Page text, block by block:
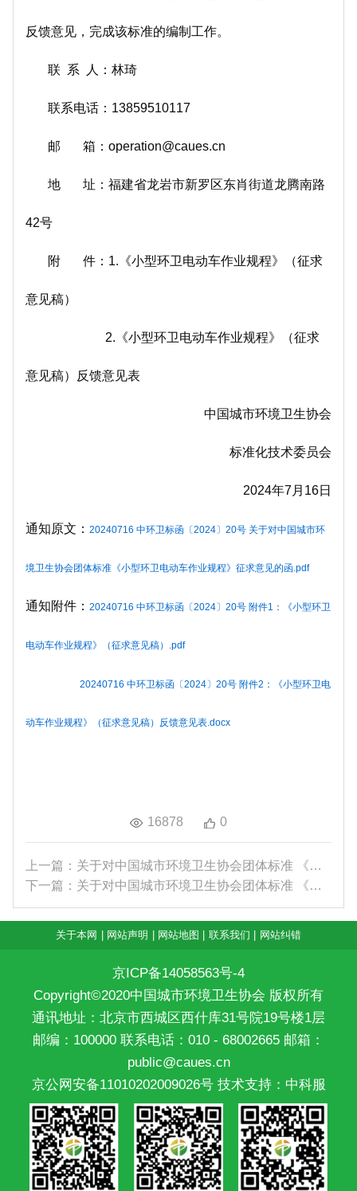
反馈意见，完成该标准的编制工作。
联 系 人：林琦
联系电话：13859510117
邮 箱：operation@caues.cn
地 址：福建省龙岩市新罗区东肖街道龙腾南路
42号
附 件：1.《小型环卫电动车作业规程》（征求
意见稿）
2.《小型环卫电动车作业规程》（征求
意见稿）反馈意见表
中国城市环境卫生协会
标准化技术委员会
2024年7月16日
通知原文：20240716 中环卫标函〔2024〕20号 关于对中国城市环
境卫生协会团体标准《小型环卫电动车作业规程》征求意见的函.pdf
通知附件：20240716 中环卫标函〔2024〕20号 附件1：《小型环卫
电动车作业规程》（征求意见稿）.pdf
20240716 中环卫标函〔2024〕20号 附件2：《小型环卫电
动车作业规程》（征求意见稿）反馈意见表.docx
16878 0
上一篇：关于对中国城市环境卫生协会团体标准 《生...
下一篇：关于对中国城市环境卫生协会团体标准 《道...
关于本网 网站声明 网站地图 联系我们 网站纠错
京ICP备14058563号-4
Copyright©2020中国城市环境卫生协会 版权所有
通讯地址：北京市西城区西什库31号院19号楼1层
邮编：100000 联系电话：010 - 68002665 邮箱：
public@caues.cn
京公网安备11010202009026号 技术支持：中科服